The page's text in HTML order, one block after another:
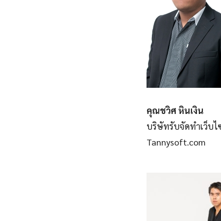
คุณชวิศ หินเงิน
บริษัทรับจัดทำเว็บไ
Tannysoft.com